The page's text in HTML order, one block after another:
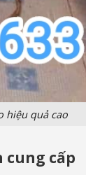
hiệu quả cao
cung cấp